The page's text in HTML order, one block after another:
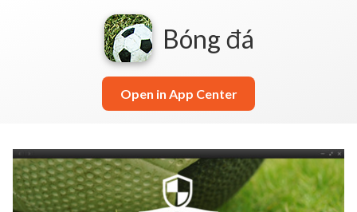
Bóng đá
Open in App Center